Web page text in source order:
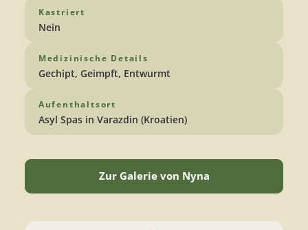
Kastriert
Nein
Medizinische Details
Gechipt, Geimpft, Entwurmt
Aufenthaltsort
Asyl Spas in Varazdin (Kroatien)
Zur Galerie von Nyna